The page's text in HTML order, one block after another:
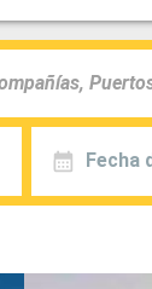
Fecha